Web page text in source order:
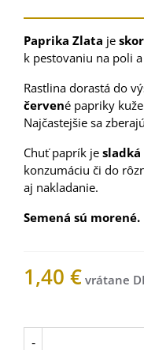
Paprika Zlata je
k pestovaniu na poli
Rastlina dorastá do
červené papriky
Najčastejšie sa
Chuť paprík je sladká
konzumáciu či do
aj nakladanie.
Semená sú morené.
1,40 €
-